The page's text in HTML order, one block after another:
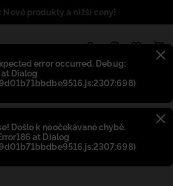
error occurred. Debug:
Dialog
Došlo k neočekávané chybě.
at Dialog
Nové produkty a nižší ceny!